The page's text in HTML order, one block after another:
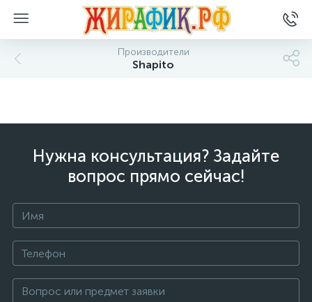
Производители
Shapito
Нужна консультация? Задайте
вопрос прямо сейчас!